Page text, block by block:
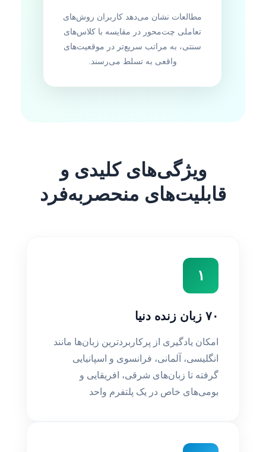
مطالعات نشان می‌دهد کاربران روش‌های
تعاملی چت‌محور در مقایسه با کلاس‌های
سنتی، به مراتب سریع‌تر در موقعیت‌های
واقعی به تسلط می‌رسند.
ویژگی‌های کلیدی و
قابلیت‌های منحصربه‌فرد
۱
۷۰ زبان زنده دنیا
امکان یادگیری از پرکاربردترین زبان‌ها مانند
انگلیسی، آلمانی، فرانسوی و اسپانیایی
گرفته تا زبان‌های شرقی، افریقایی و
بومی‌های خاص در یک پلتفرم واحد